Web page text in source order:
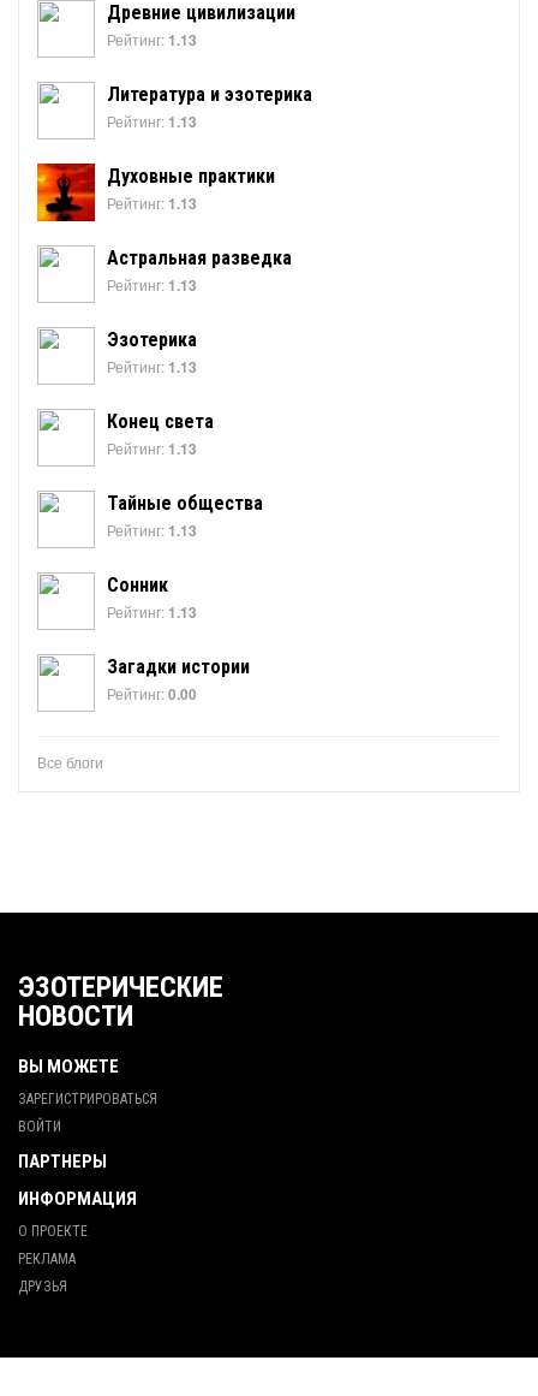
Древние цивилизации
Рейтинг: 1.13
Литература и эзотерика
Рейтинг: 1.13
Духовные практики
Рейтинг: 1.13
Астральная разведка
Рейтинг: 1.13
Эзотерика
Рейтинг: 1.13
Конец света
Рейтинг: 1.13
Тайные общества
Рейтинг: 1.13
Сонник
Рейтинг: 1.13
Загадки истории
Рейтинг:0.00
Все блоги
ЭЗОТЕРИЧЕСКИЕ
НОВОСТИ
ВЫ МОЖЕТЕ
ЗАРЕГИСТРИРОВАТЬСЯ
ВОЙТИ
ПАРТНЕРЫ
ИНФОРМАЦИЯ
О ПРОЕКТЕ
РЕКЛАМА
ДРУЗЬЯ